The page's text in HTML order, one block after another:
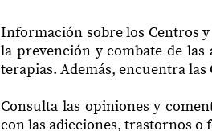
Información sobre los Centros
la prevención y combate de
terapias. Además, encuentra
Consulta las opiniones y
con las adicciones, trastornos o